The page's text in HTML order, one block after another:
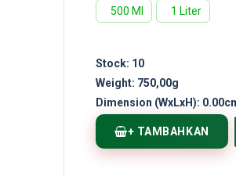
500 Ml
1 Liter
Stock: 10
Weight: 750,00g
Dimension (WxLxH):
+ TAMBAHKAN